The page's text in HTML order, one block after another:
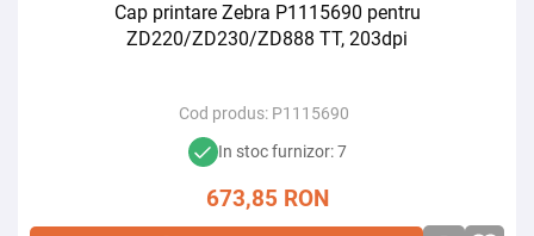
Cap printare Zebra P1115690 pentru
ZD220/ZD230/ZD888 TT, 203dpi
Cod produs: P1115690
In stoc furnizor: 7
673,85 RON